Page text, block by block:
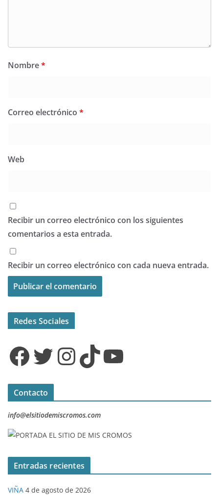
Nombre*
Correo electrónico *
Web
Recibir un correo electrónico con los siguientes
comentarios a esta entrada.
Recibir un correo electrónico con cada nueva entrada.
Redes Sociales
Facebook Twitter InstagramTikTok YouTube
Contacto
info@elsitiodemiscromos.com
Entradas recientes
VIÑA 4 de agosto de 2026